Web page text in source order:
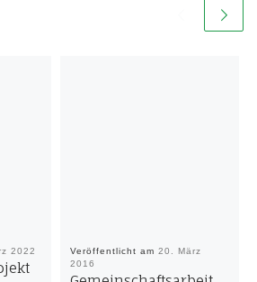
2022 Veröffentlicht am20. März
2016